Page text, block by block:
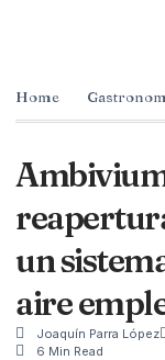
Home
un
aire
Joaquín Parra López
6 Min Read